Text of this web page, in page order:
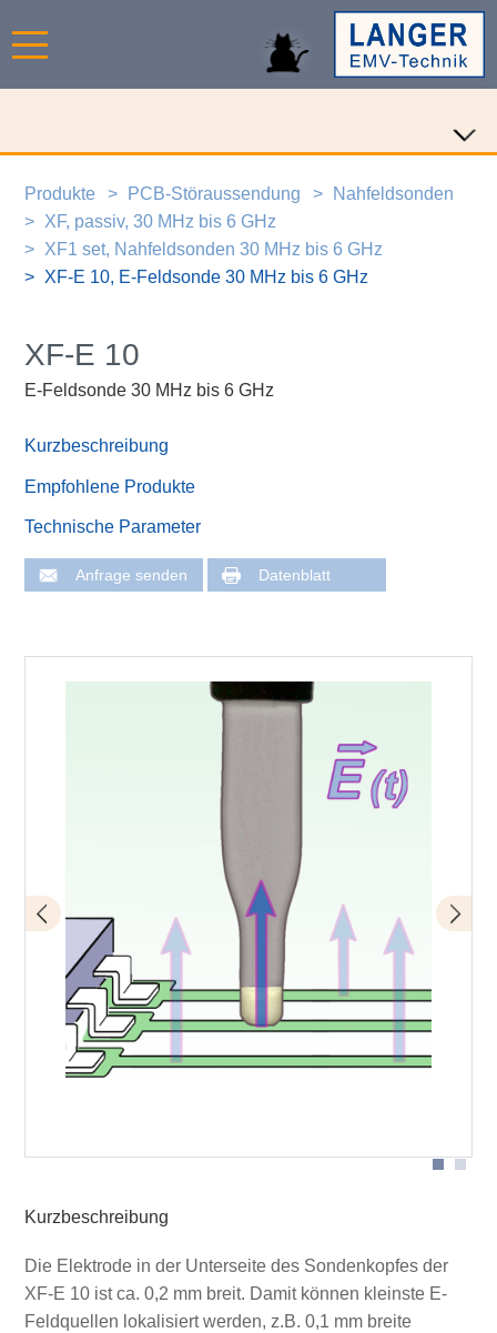
Produkte PCB-Störaussendung
Nahfeldsonden
XF, passiv, 30 MHz bis 6 GHz
XF1 set, Nahfeldsonden 30 MHz bis 6 GHz
XF-E 10, E-Feldsonde 30 MHz bis 6 GHz
XF-E 10
E-Feldsonde 30 MHz bis 6 GHz
Kurzbeschreibung
Empfohlene Produkte
Technische Parameter
Anfrage senden Datenblatt
Kurzbeschreibung
Die Elektrode in der Unterseite des Sondenkopfes der
XF-E 10 ist ca. 0,2 mm breit. Damit können kleinste E-
Feldquellen lokalisiert werden, z.B. 0,1 mm breite